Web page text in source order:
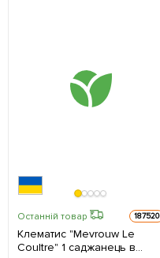
Останній товар 187520
Клематис "Mevrouw Le
Coultre" 1 саджанець в